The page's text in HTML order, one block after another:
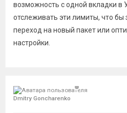
возможность с одной вкладки в
отслеживать эти лимиты, что бы
переход на новый пакет или
настройки.
Dmitry Goncharenko